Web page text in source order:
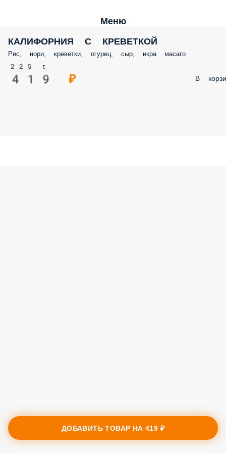
Меню
КАЛИФОРНИЯ С КРЕВЕТКОЙ
Рис, нори, креветки, огурец, сыр, икра масаго
225 г.
419 ₽ В
ДОБАВИТЬ ТОВАР НА419 ₽